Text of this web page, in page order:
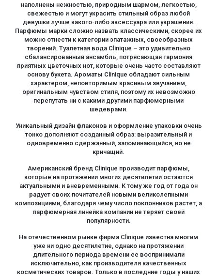
наполнены нежностью, природным шармом, легкостью,
свежестью и могут украсить стильный образ любой
девушки лучше какого-либо аксессуара или украшения.
Парфюмы марки сложно назвать классическими, скорее их
можно отнести к категории эпатажных, своеобразных
творений. Туалетная вода Clinique – это удивительно
сбалансированный ансамбль, потрясающая гармония
приятных цветочных нот, которые очень часто составляют
основу букета. Ароматы Clinique обладают сильным
характером, неповторимым красивым звучанием,
оригинальным чувством стиля, поэтому их невозможно
перепутать ни с какими другими парфюмерными
шедеврами.
Уникальный дизайн флаконов и оформление упаковки очень
тонко дополняют созданный образ: выразительный и
одновременно сдержанный, запоминающийся, но не
кричащий.
Американский бренд Clinique производит парфюмы,
которые на протяжении многих десятилетий остаются
актуальными и вневременными. К тому же год от года он
радует своих почитателей новыми великолепными
композициями, благодаря чему число поклонников растет, а
парфюмерная линейка компании не теряет своей
популярности.
На отечественном рынке фирма Clinique известна многим
уже ни одно десятилетие, однако на протяжении
длительного периода времени ее воспринимали
исключительно, как производителя качественных
косметических товаров. Только в последние годы у наших